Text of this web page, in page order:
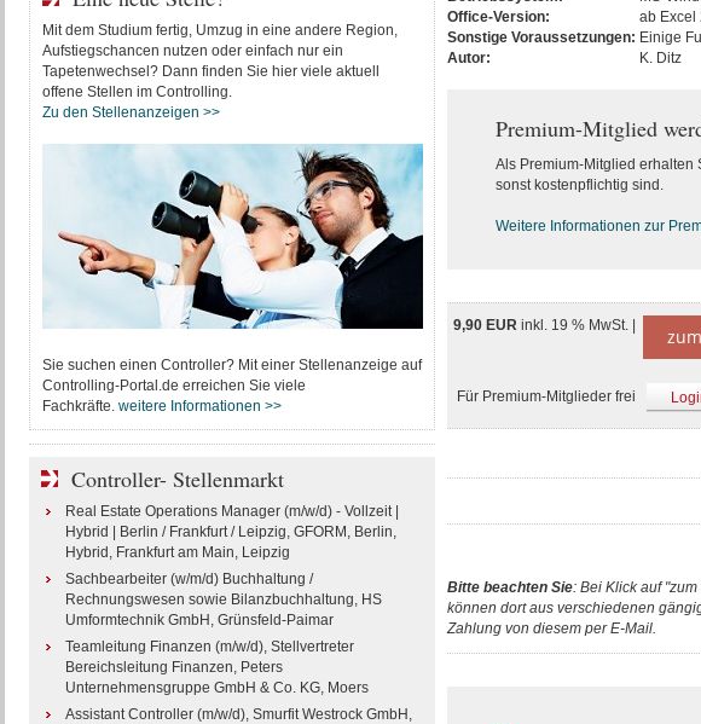
Office-Version:
ab Excel
Sonstige Voraussetzungen: Einige
Autor:
K. Ditz
Premium-Mitglied
Als Premium-Mitglied erhalten
sonst kostenpflichtig sind.
Weitere Informationen zur
9,90 EUR inkl. 19 % MwSt. |
Für Premium-Mitglieder frei
Bitte beachten Sie: Bei Klick auf
können dort aus verschiedenen
Zahlung von diesem per E-Mail.
Mit dem Studium fertig, Umzug in eine andere Region,
Aufstiegschancen nutzen oder einfach nur ein
Tapetenwechsel? Dann finden Sie hier viele aktuell
offene Stellen im Controlling.
Zu den Stellenanzeigen >>
Sie suchen einen Controller? Mit einer Stellenanzeige auf
Controlling-Portal.de erreichen Sie viele
Fachkräfte. weitere Informationen >>
Controller- Stellenmarkt
Real Estate Operations Manager (m/w/d) - Vollzeit |
Hybrid | Berlin / Frankfurt / Leipzig, GFORM, Berlin,
Hybrid, Frankfurt am Main, Leipzig
Sachbearbeiter (w/m/d) Buchhaltung /
Rechnungswesen sowie Bilanzbuchhaltung, HS
Umformtechnik GmbH, Grünsfeld-Paimar
Teamleitung Finanzen (m/w/d), Stellvertreter
Bereichsleitung Finanzen, Peters
Unternehmensgruppe GmbH & Co. KG, Moers
Assistant Controller (m/w/d), Smurfit Westrock GmbH,